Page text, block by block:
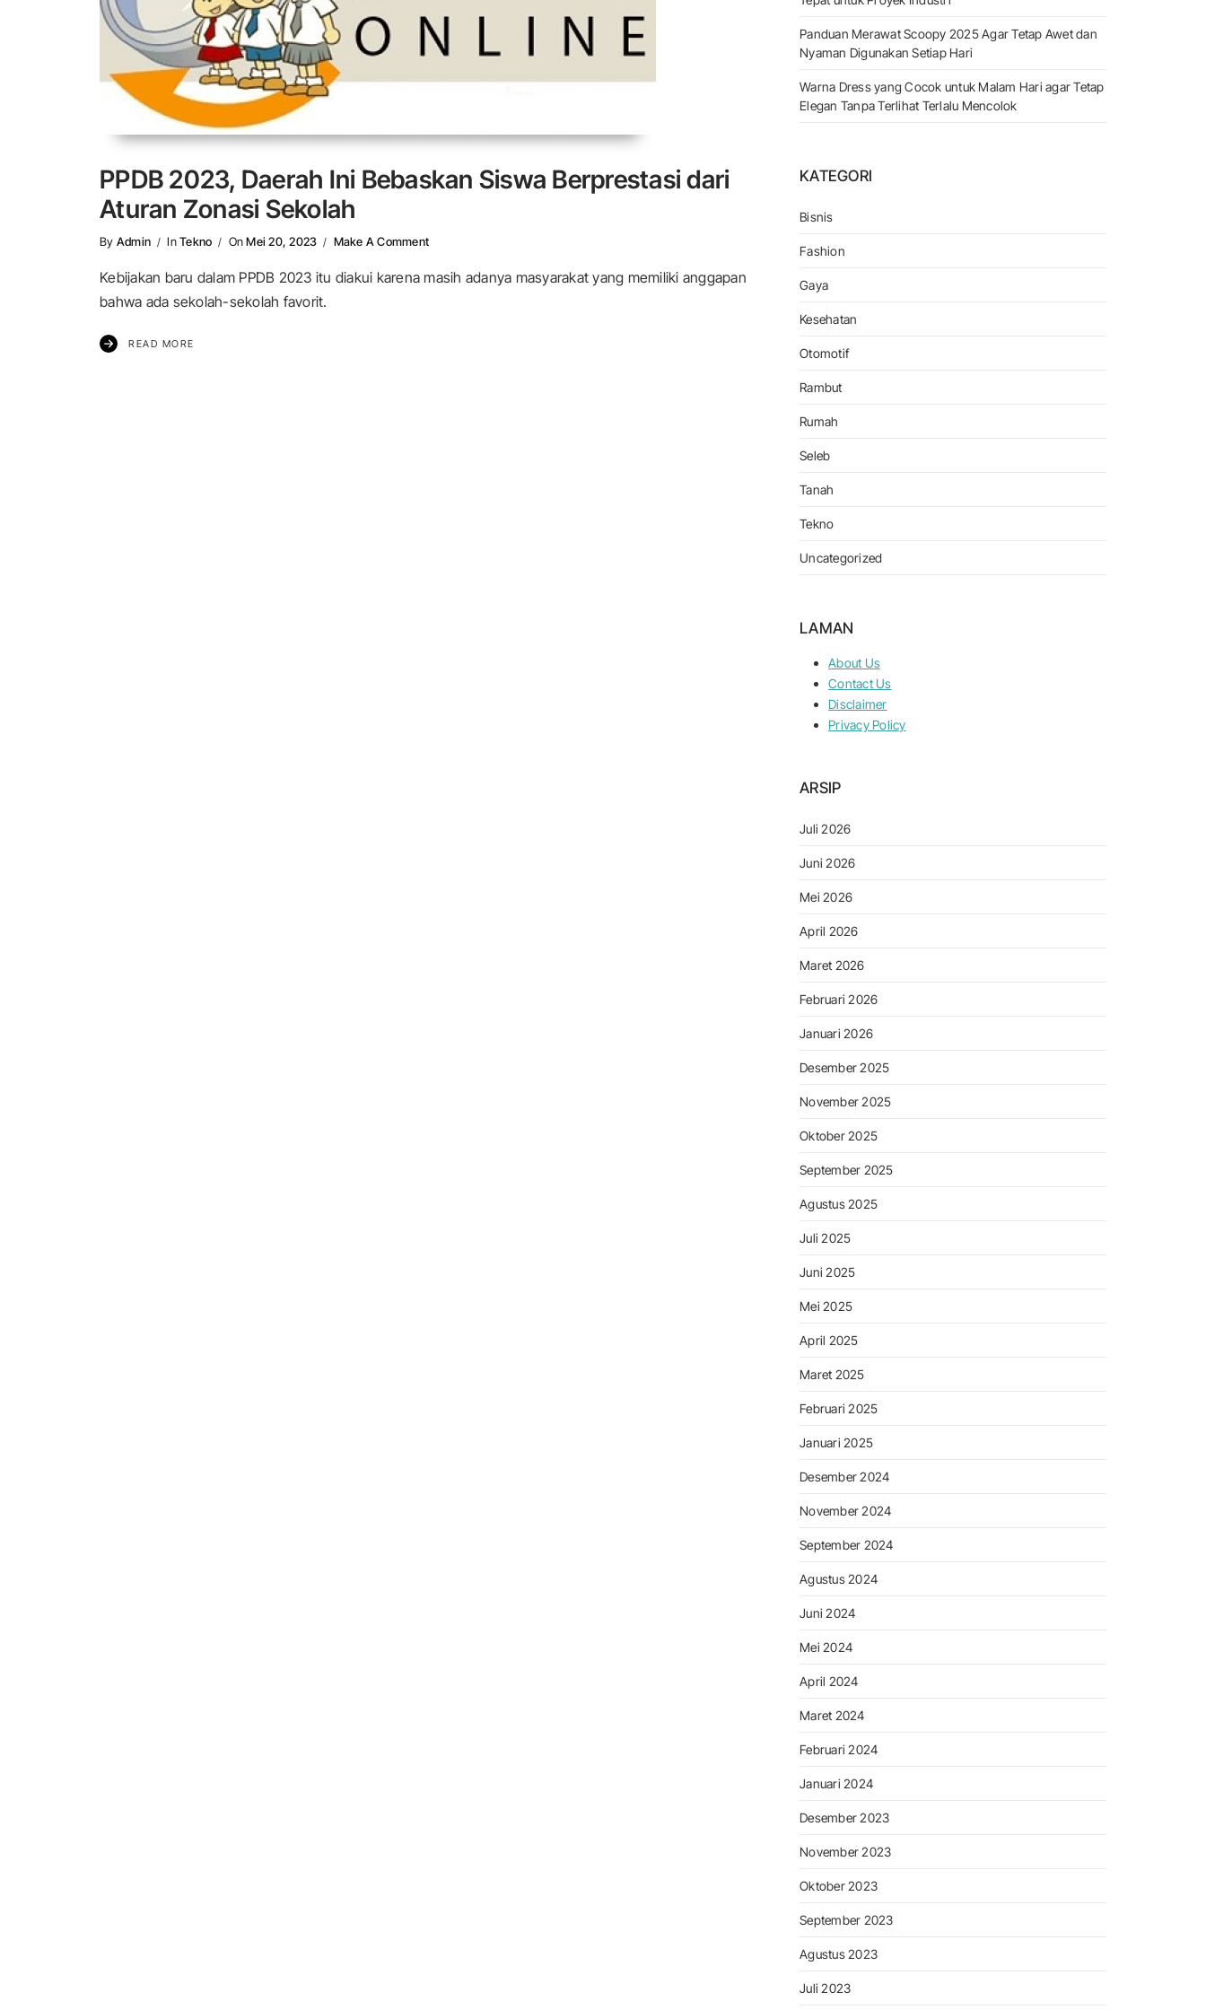
PPDB 2023, Daerah Ini Bebaskan Siswa Berprestasi dari
Aturan Zonasi Sekolah
By Admin InTekno OnMei 20, 2023 Make A CommentOn PPDB 2023, Daerah Ini Bebaskan Siswa Berprestasi Dari Aturan Zonasi Sekolah
Kebijakan baru dalam PPDB 2023 itu diakui karena masih adanya masyarakat yang memiliki anggapan
bahwa ada sekolah-sekolah favorit.
READ MORE
Panduan Merawat Scoopy 2025 Agar Tetap Awet dan
Nyaman Digunakan Setiap Hari
Warna Dress yang Cocok untuk Malam Hari agar Tetap
Elegan Tanpa Terlihat Terlalu Mencolok
KATEGORI
Bisnis
Fashion
Gaya
Kesehatan
Otomotif
Rambut
Rumah
Seleb
Tanah
Tekno
Uncategorized
LAMAN
About Us
Contact Us
Disclaimer
Privacy Policy
ARSIP
Juli 2026
Juni 2026
Mei 2026
April 2026
Maret 2026
Februari 2026
Januari 2026
Desember 2025
November 2025
Oktober 2025
September 2025
Agustus 2025
Juli 2025
Juni 2025
Mei 2025
April 2025
Maret 2025
Februari 2025
Januari 2025
Desember 2024
November 2024
September 2024
Agustus 2024
Juni 2024
Mei 2024
April 2024
Maret 2024
Februari 2024
Januari 2024
Desember 2023
November 2023
Oktober 2023
September 2023
Agustus 2023
Juli 2023